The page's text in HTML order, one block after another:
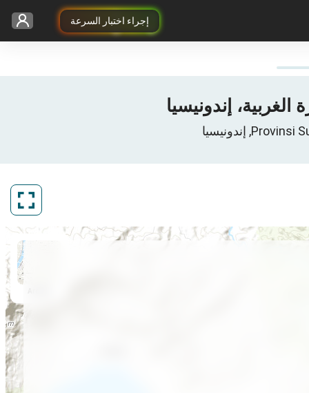
إجراء اختبار السرعة